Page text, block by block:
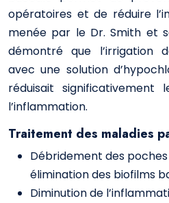
opératoires et de réduire
menée par le Dr. Smith et
démontré que l’irrigation
avec une solution
réduisait significativement
l’inflammation.
Traitement des maladies
Débridement des
élimination des biofilms
Diminution de